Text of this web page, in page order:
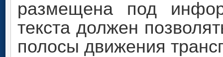
размещена под
текста должен
полосы движения